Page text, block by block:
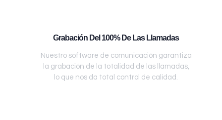
Grabación Del 100% De Las Llamadas
Nuestro software de comunicación garantiza
la grabación de la totalidad de las llamadas,
lo que nos da total control de calidad.